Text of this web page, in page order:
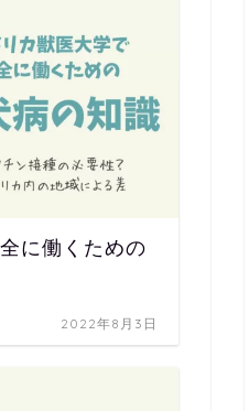
に働くための
2022年8月3日